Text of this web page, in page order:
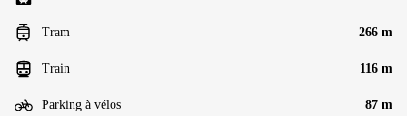
Tram 266 m
Train 116 m
Parking à vélos 87 m